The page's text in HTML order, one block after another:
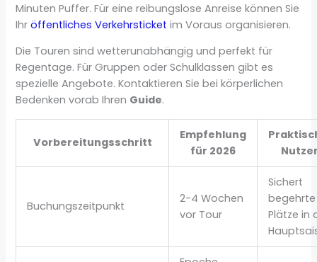
Minuten Puffer. Für eine reibungslose Anreise können Sie
Ihröffentliches Verkehrsticket im Voraus organisieren.
Die Touren sind wetterunabhängig und perfekt für
Regentage. Für Gruppen oder Schulklassen gibt es
spezielle Angebote. Kontaktieren Sie bei körperlichen
Bedenken vorab Ihren Guide.
Vorbereitungsschritt
Empfehlung
für 2026
Buchungszeitpunkt
2-4 Wochen
vor Tour
Sichert
begehrte
Plätze in